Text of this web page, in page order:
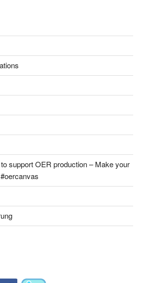
support OER production – Make your